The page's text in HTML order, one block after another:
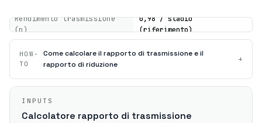
Rendimento trasmissione
(η)
0,98 / stadio
(riferimento)
HOW-
TO
Come calcolare il rapporto di trasmissione e il
rapporto di riduzione
+
INPUTS
Calcolatore rapporto di trasmissione